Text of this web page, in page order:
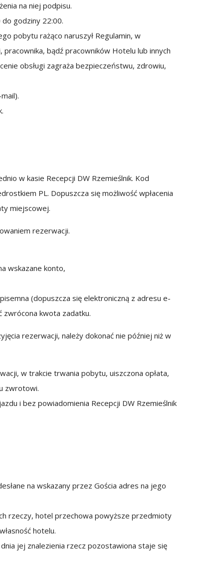
na niej podpisu.
godziny 22:00.
pobytu rażąco naruszył Regulamin, w
bądź pracowników Hotelu lub innych
obsługi zagraża bezpieczeństwu, zdrowiu,
w kasie Recepcji DW Rzemieślnik. Kod
PL. Dopuszcza się możliwość wpłacenia
miejscowej.
rezerwacji.
wskazane konto,
(dopuszcza się elektroniczną z adresu e-
zwrócona kwota zadatku.
rezerwacji, należy dokonać nie później niż w
w trakcie trwania pobytu, uiszczona opłata,
zwrotowi.
i bez powiadomienia Recepcji DW Rzemieślnik
na wskazany przez Gościa adres na jego
rzeczy, hotel przechowa powyższe przedmioty
hotelu.
jej znalezienia rzecz pozostawiona staje się